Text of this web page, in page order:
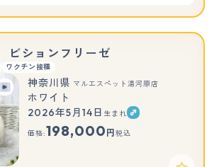
ビションフリーゼ
ワクチン接種
もっと見る
神奈川県 マルエスペット湯河原店
ホワイト
2026年5月14日 生まれ
価格:198,000 円 税込